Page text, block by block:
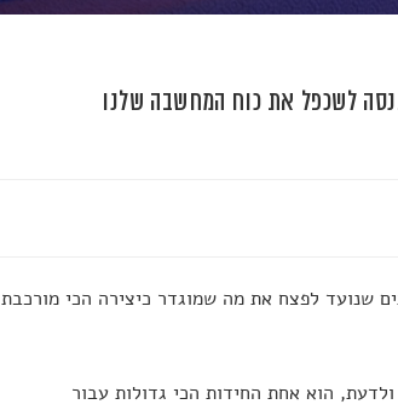
שנועד לפצח את מה שמוגדר כיצירה הכי מורכבת
הוא אחת החידות הכי גדולות עבור